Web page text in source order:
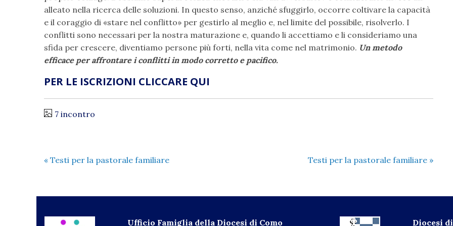
alleato nella ricerca delle soluzioni. In questo senso, anziché sfuggirlo, occorre coltivare la capacità
e il coraggio di «stare nel conflitto» per gestirlo al meglio e, nel limite del possibile, risolverlo. I
conflitti sono necessari per la nostra maturazione e, quando li accettiamo e li consideriamo una
sfida per crescere, diventiamo persone più forti, nella vita come nel matrimonio. Un metodo
efficace per affrontare i conflitti in modo corretto e pacifico.
PER LE ISCRIZIONI CLICCARE QUI
7 incontro
« Testi per la pastorale familiare Testi per la pastorale familiare »
Ufficio Famiglia della Diocesi di Como Diocesi